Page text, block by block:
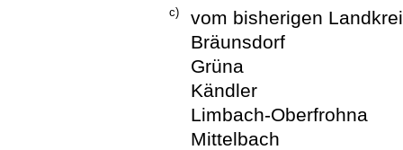
c)
vom bisherigen
Bräunsdorf
Grüna
Kändler
Limbach-Oberfrohna
Mittelbach